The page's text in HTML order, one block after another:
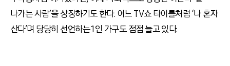
나가는 사람’을 상징하기도 한다. 어느 TV쇼 타이틀처럼 ‘나 혼자
산다’며 당당히 선언하는 1인 가구도 점점 늘고 있다.